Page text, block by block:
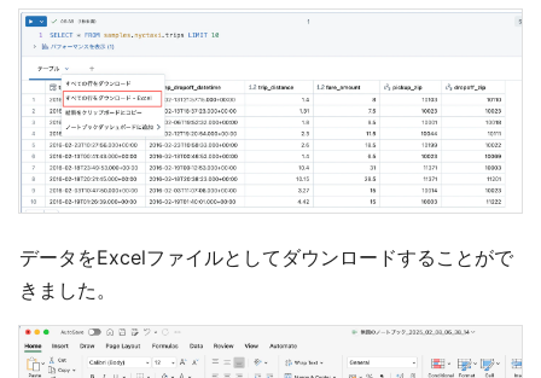
データをExcelファイルとしてダウンロードすることがで
きました。